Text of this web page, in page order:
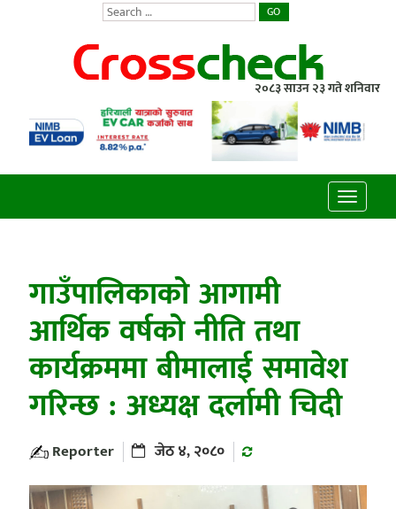
GO
२०८३ साउन २३ गते शनिवार
Toggle
गाउँपालिकाको आगामी
आर्थिक वर्षको नीति तथा
कार्यक्रममा बीमालाई समावेश
गरिन्छ : अध्यक्ष दर्लामी चिदी
Reporter जेठ ४, २०८०